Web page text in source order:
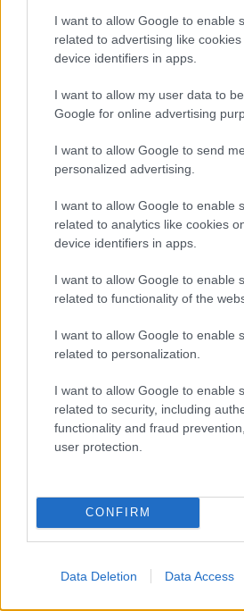
I want to allow Google to enable
related to advertising like
device identifiers in apps.
I want to allow my user data to
Google for online advertising
I want to allow Google to send me
personalized advertising.
I want to allow Google to enable
related to analytics like cookies
device identifiers in apps.
I want to allow Google to enable
related to functionality of the
I want to allow Google to enable
related to personalization.
I want to allow Google to enable
related to security, including
functionality and fraud
user protection.
CONFIRM
Data Deletion Data Access
történetből számtalan olyan van,
színpadon bemutassák. Ez adott
darab bemutatásához, hanem egy
beindításához is. Így kerülnek színre
Élet.történetek.husorozat
Orlai Tibor felhívta a figyelmet arra,
jobban nyit a fiatalok felé is, hiszen a
bemutatkozásra. A szervezők
képesek lesznek megszólítani. Ezért
a FRISS-rendezvények árait az
Az előadások között egyebek
egyetemisták elhíresült
illetve a Színház- és Filmművészeti
A szervezők a gyerekekre is
összeállításánál. Több bábelőadás